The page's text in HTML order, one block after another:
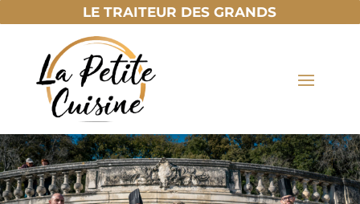
LE TRAITEUR DES GRANDS